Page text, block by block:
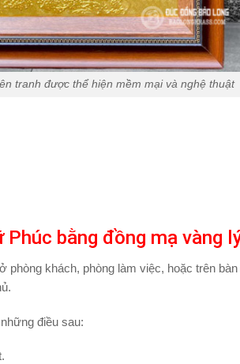
tranh được thể hiện mềm mại và nghệ thuật
Phúc bằng đồng mạ vàng
khách, phòng làm việc, hoặc trên
điều sau: